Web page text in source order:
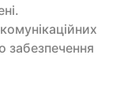
забезпечення